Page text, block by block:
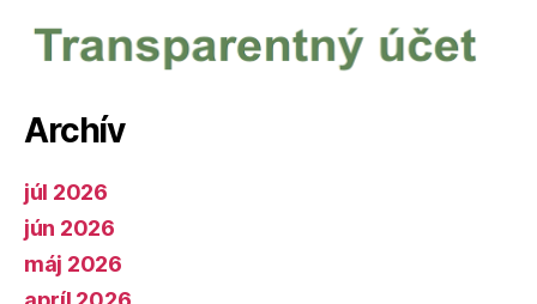
Archív
júl 2026
jún 2026
máj 2026